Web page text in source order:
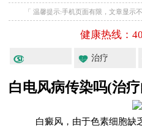
「 温馨提示:手机页面有限，文章显示
健康热线：
治疗
白电风病传染吗(治
白癜风，由于色素细胞缺